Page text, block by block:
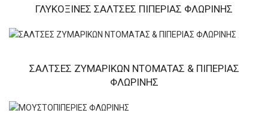
ΓΛΥΚΟΞΙΝΕΣ ΣΑΛΤΣΕΣ ΠΙΠΕΡΙΑΣ ΦΛΩΡΙΝΗΣ
ΣΑΛΤΣΕΣ ΖΥΜΑΡΙΚΩΝ ΝΤΟΜΑΤΑΣ & ΠΙΠΕΡΙΑΣ
ΦΛΩΡΙΝΗΣ